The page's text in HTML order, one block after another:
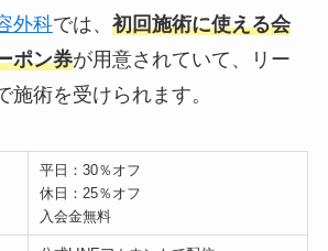
外科では、 初回施術に使える会
ポン券が用意されていて、リー
施術を受けられます。
平日：30％オフ
休日：25％オフ
入会金無料